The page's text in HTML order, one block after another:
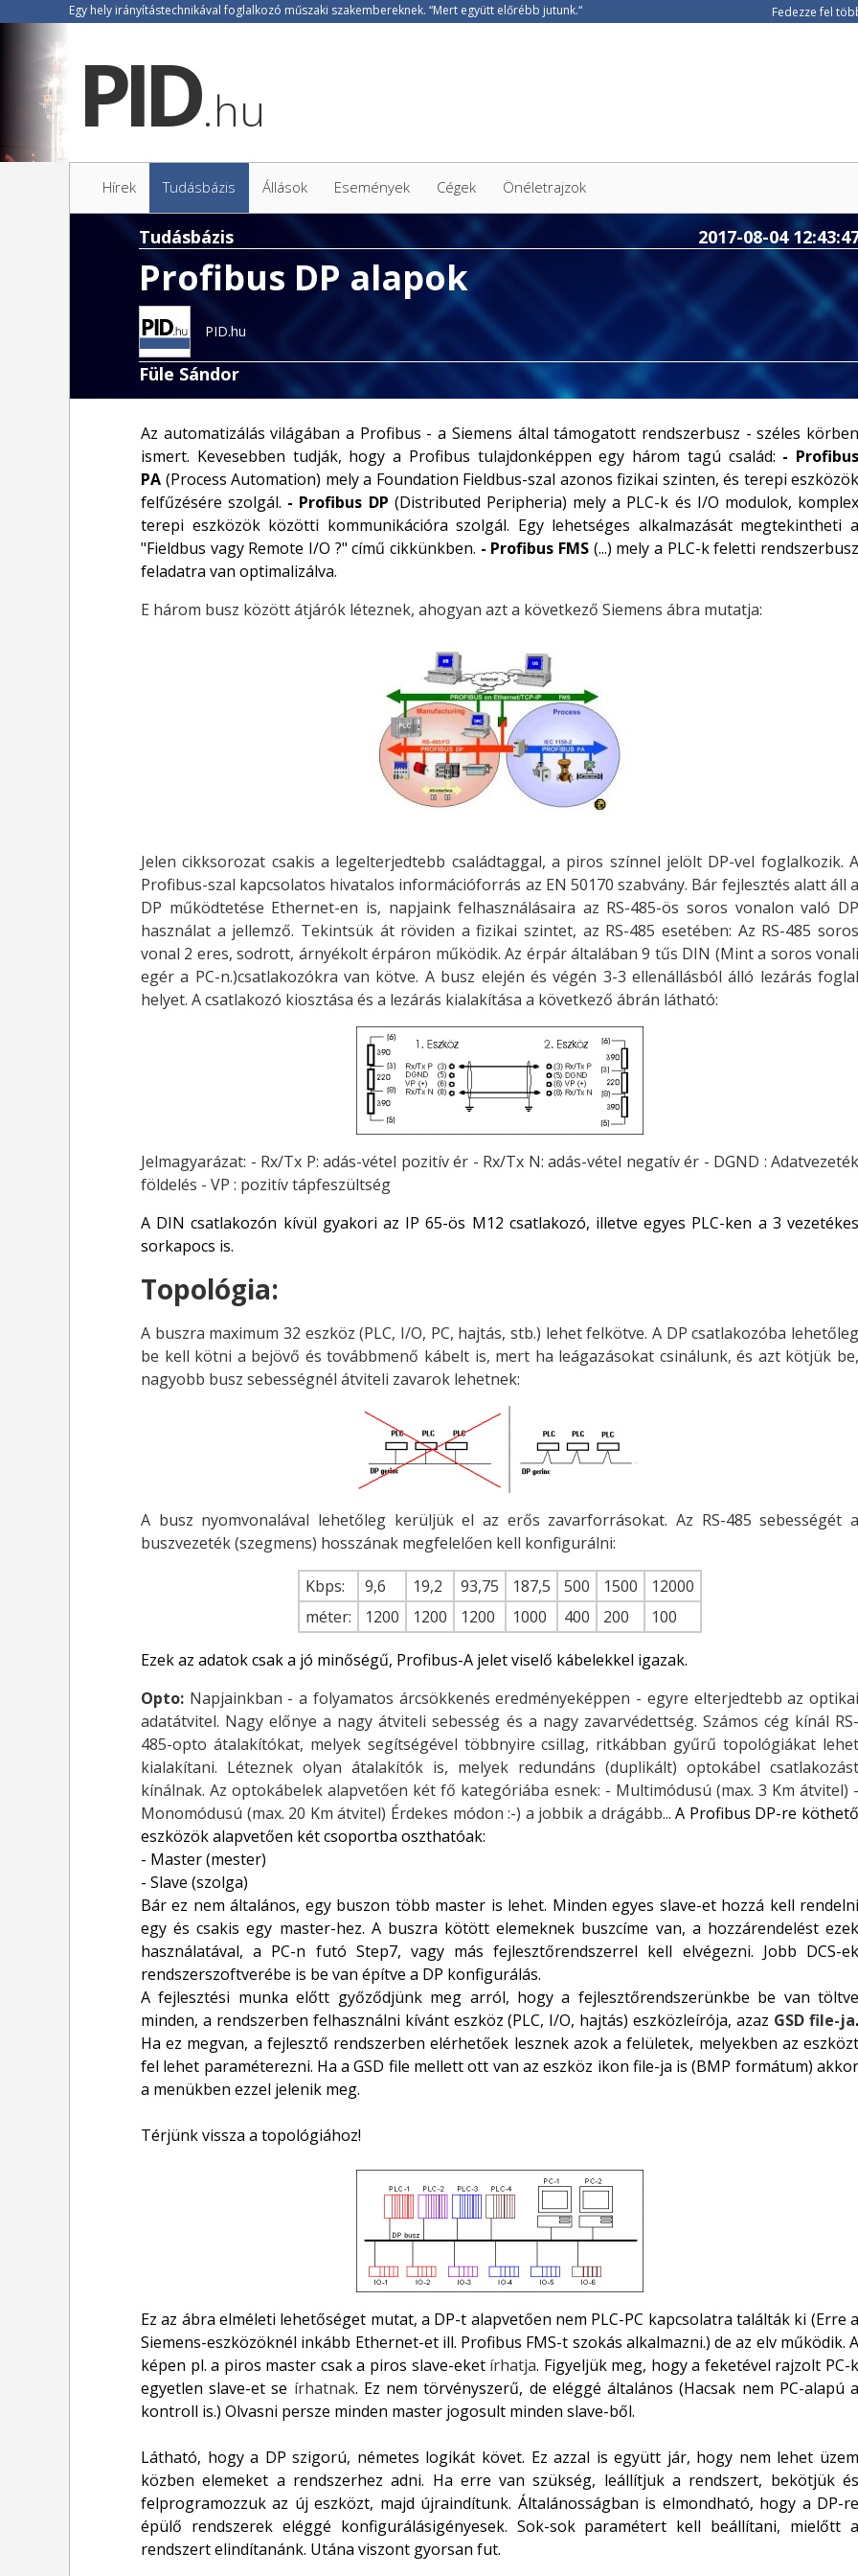
Fedezze fel
.hu
Hírek Tudásbázis Állások Események Cégek Önéletrajzok
Tudásbázis 2017-08-04
Profibus DP alapok
PID.hu
Füle Sándor
Az automatizálás világában a Profibus - a Siemens által támogatott rendszerbusz - széles körben
ismert. Kevesebben tudják, hogy a Profibus tulajdonképpen egy három tagú család: - Profibus
PA (Process Automation) mely a Foundation Fieldbus-szal azonos fizikai szinten, és terepi eszközök
felfűzésére szolgál. - Profibus DP (Distributed Peripheria) mely a PLC-k és I/O modulok, komplex
terepi eszközök közötti kommunikációra szolgál. Egy lehetséges alkalmazását megtekintheti a
"Fieldbus vagy Remote I/O ?" című cikkünkben. - Profibus FMS (...) mely a PLC-k feletti rendszerbusz
feladatra van optimalizálva.
E három busz között átjárók léteznek, ahogyan azt a következő Siemens ábra mutatja:
Jelen cikksorozat csakis a legelterjedtebb családtaggal, a piros színnel jelölt DP-vel foglalkozik. A
Profibus-szal kapcsolatos hivatalos információforrás az EN 50170 szabvány. Bár fejlesztés alatt áll a
DP működtetése Ethernet-en is, napjaink felhasználásaira az RS-485-ös soros vonalon való DP
használat a jellemző. Tekintsük át röviden a fizikai szintet, az RS-485 esetében: Az RS-485 soros
vonal 2 eres, sodrott, árnyékolt érpáron működik. Az érpár általában 9 tűs DIN (Mint a soros vonali
egér a PC-n.)csatlakozókra van kötve. A busz elején és végén 3-3 ellenállásból álló lezárás foglal
helyet. A csatlakozó kiosztása és a lezárás kialakítása a következő ábrán látható:
Jelmagyarázat: - Rx/Tx P: adás-vétel pozitív ér - Rx/Tx N: adás-vétel negatív ér - DGND : Adatvezeték
földelés - VP : pozitív tápfeszültség
A DIN csatlakozón kívül gyakori az IP 65-ös M12 csatlakozó, illetve egyes PLC-ken a 3 vezetékes
sorkapocs is.
Topológia:
A buszra maximum 32 eszköz (PLC, I/O, PC, hajtás, stb.) lehet felkötve. A DP csatlakozóba lehetőleg
be kell kötni a bejövő és továbbmenő kábelt is, mert ha leágazásokat csinálunk, és azt kötjük be,
nagyobb busz sebességnél átviteli zavarok lehetnek:
A busz nyomvonalával lehetőleg kerüljük el az erős zavarforrásokat. Az RS-485 sebességét a
buszvezeték (szegmens) hosszának megfelelően kell konfigurálni:
Kbps: 9,6 19,2 93,75 187,5 500 1500
12000
méter:
1200 1200 1200 1000 400 200 100
Ezek az adatok csak a jó minőségű, Profibus-A jelet viselő kábelekkel igazak.
Opto: Napjainkban - a folyamatos árcsökkenés eredményeképpen - egyre elterjedtebb az optikai
adatátvitel. Nagy előnye a nagy átviteli sebesség és a nagy zavarvédettség. Számos cég kínál RS-
485-opto átalakítókat, melyek segítségével többnyire csillag, ritkábban gyűrű topológiákat lehet
kialakítani. Léteznek olyan átalakítók is, melyek redundáns (duplikált) optokábel csatlakozást
kínálnak. Az optokábelek alapvetően két fő kategóriába esnek: - Multimódusú (max. 3 Km átvitel) -
Monomódusú (max. 20 Km átvitel) Érdekes módon :-) a jobbik a drágább...A Profibus DP-re köthető
eszközök alapvetően két csoportba oszthatóak:
- Master (mester)
- Slave (szolga)
Bár ez nem általános, egy buszon több master is lehet. Minden egyes slave-et hozzá kell rendelni
egy és csakis egy master-hez. A buszra kötött elemeknek buszcíme van, a hozzárendelést ezek
használatával, a PC-n futó Step7, vagy más fejlesztőrendszerrel kell elvégezni. Jobb DCS-ek
rendszerszoftverébe is be van építve a DP konfigurálás.
A fejlesztési munka előtt győződjünk meg arról, hogy a fejlesztőrendszerünkbe be van töltve
minden, a rendszerben felhasználni kívánt eszköz (PLC, I/O, hajtás) eszközleírója, azaz GSD file-ja.
Ha ez megvan, a fejlesztő rendszerben elérhetőek lesznek azok a felületek, melyekben az eszközt
fel lehet paraméterezni. Ha a GSD file mellett ott van az eszköz ikon file-ja is (BMP formátum) akkor
a menükben ezzel jelenik meg.
Térjünk vissza a topológiához!
Ez az ábra elméleti lehetőséget mutat, a DP-t alapvetően nem PLC-PC kapcsolatra találták ki (Erre a
Siemens-eszközöknél inkább Ethernet-et ill. Profibus FMS-t szokás alkalmazni.) de az elv működik. A
képen pl. a piros master csak a piros slave-eket írhatja. Figyeljük meg, hogy a feketével rajzolt PC-k
egyetlen slave-et se írhatnak. Ez nem törvényszerű, de eléggé általános (Hacsak nem PC-alapú a
kontroll is.) Olvasni persze minden master jogosult minden slave-ből.
Látható, hogy a DP szigorú, németes logikát követ. Ez azzal is együtt jár, hogy nem lehet üzem
közben elemeket a rendszerhez adni. Ha erre van szükség, leállítjuk a rendszert, bekötjük és
felprogramozzuk az új eszközt, majd újraindítunk. Általánosságban is elmondható, hogy a DP-re
épülő rendszerek eléggé konfigurálásigényesek. Sok-sok paramétert kell beállítani, mielőtt a
rendszert elindítanánk. Utána viszont gyorsan fut.